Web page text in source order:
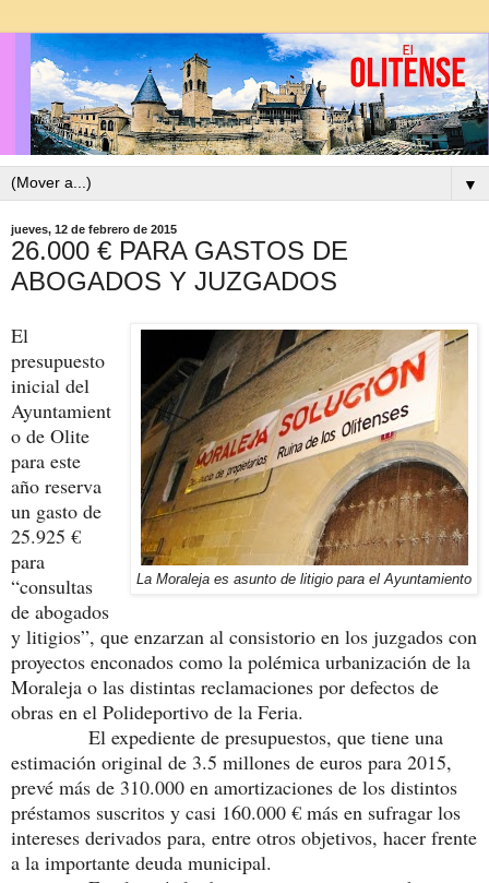
▼
jueves, 12 de febrero de 2015
26.000 € PARA GASTOS DE
ABOGADOS Y JUZGADOS
La Moraleja es asunto de litigio para el Ayuntamiento
El
presupuesto
inicial del
Ayuntamient
o de Olite
para este
año reserva
un gasto de
25.925 €
para
“consultas
de abogados
y litigios”, que enzarzan al consistorio en los juzgados con
proyectos enconados como la polémica urbanización de la
Moraleja o las distintas reclamaciones por defectos de
obras en el Polideportivo de la Feria.
El expediente de presupuestos, que tiene una
estimación original de 3.5 millones de euros para 2015,
prevé más de 310.000 en amortizaciones de los distintos
préstamos suscritos y casi 160.000 € más en sufragar los
intereses derivados para, entre otros objetivos, hacer frente
a la importante deuda municipal.